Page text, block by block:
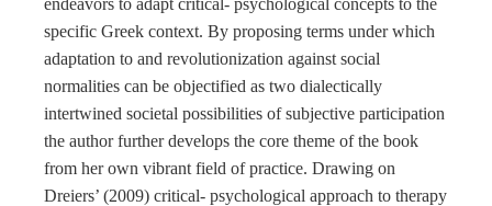
endeavors to adapt critical- psychological concepts to the
specific Greek context. By proposing terms under which
adaptation to and revolutionization against social
normalities can be objectified as two dialectically
intertwined societal possibilities of subjective participation
the author further develops the core theme of the book
from her own vibrant field of practice. Drawing on
Dreiers’ (2009) critical- psychological approach to therapy